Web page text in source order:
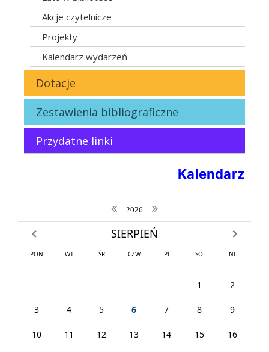
Akcje czytelnicze
Projekty
Kalendarz wydarzeń
Dotacje
Zestawienia bibliograficzne
Przydatne linki
Kalendarz
poprzedni rok
2026 następny rok
poprzedni miesiąc SIERPIEŃ następny
PON WT ŚR CZW PI SO NI
1 2
3 4 5 6 7 8 9
10 11 12 13 14 15 16